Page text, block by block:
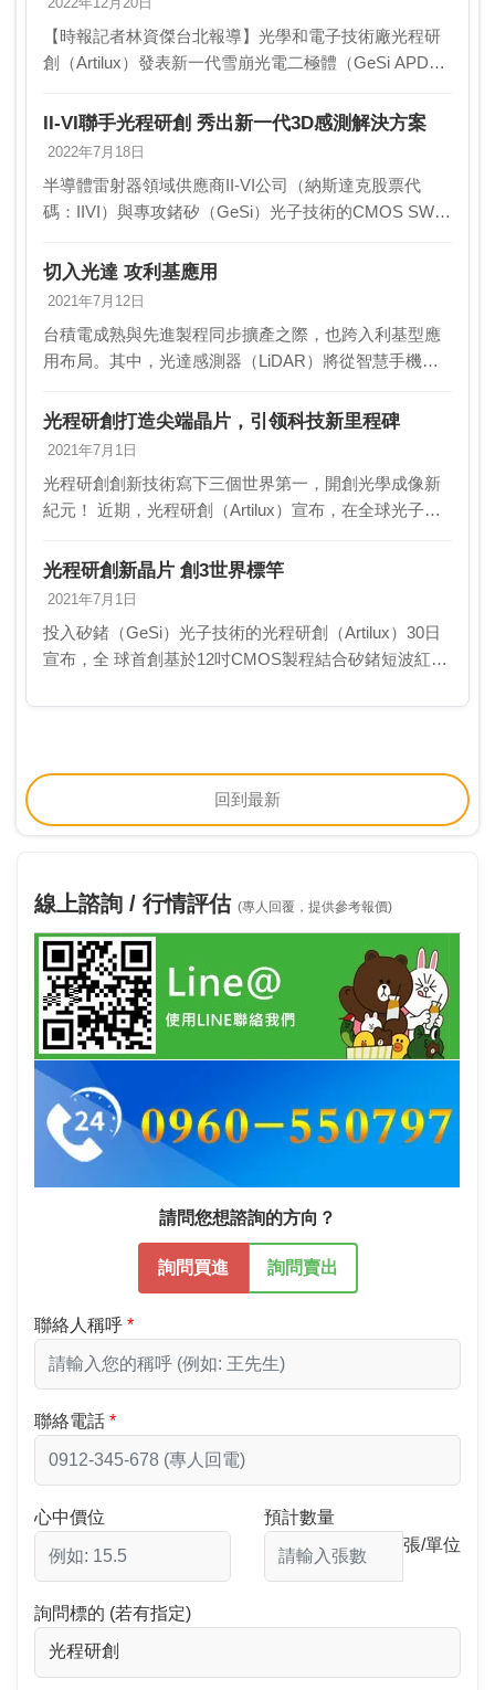
【時報記者林資傑台北報導】光學和電子技術廠光程研
創（Artilux）發表新一代雪崩光電二極體（GeSi APD）
CMOS製程，藉由搭配光學相控陣列（…
II-VI聯手光程研創 秀出新一代3D感測解決方案
2022年7月18日
半導體雷射器領域供應商II-VI公司（納斯達克股票代
碼：IIVI）與專攻鍺矽（GeSi）光子技術的CMOS SWIR
3D感測攝影機，提供更寬…
切入光達 攻利基應用
2021年7月12日
台積電成熟與先進製程同步擴產之際，也跨入利基型應
用布局。其中，光達感測器（LiDAR）將從智慧手機應
去一直以砷化鎵產業鏈為主，近期台積電打破這項傳
統，…
光程研創打造尖端晶片，引领科技新里程碑
2021年7月1日
光程研創創新技術寫下三個世界第一，開創光學成像新
紀元！ 近期，光程研創（Artilux）宣布，在全球光子技
製程的種種限制，更寫下了三個世界第一的標竿。…
光程研創新晶片 創3世界標竿
2021年7月1日
投入矽鍺（GeSi）光子技術的光程研創（Artilux）30日
宣布，全 球首創基於12吋CMOS製程結合矽鍺短波紅外
技術單…
回到最新
線上諮詢 / 行情評估 (專人回覆，提供參考報價)
請問您想諮詢的方向？
詢問買進 詢問賣出
聯絡人稱呼
聯絡電話
心中價位
預計數量
張/單位
詢問標的 (若有指定)